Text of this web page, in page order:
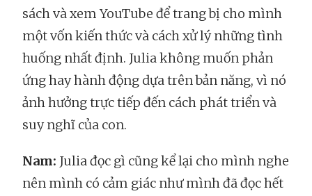
sách và xem YouTube để trang bị cho mình
một vốn kiến thức và cách xử lý những tình
huống nhất định. Julia không muốn phản
ứng hay hành động dựa trên bản năng, vì nó
ảnh hưởng trực tiếp đến cách phát triển và
suy nghĩ của con.
Nam: Julia đọc gì cũng kể lại cho mình nghe
nên mình có cảm giác như mình đã đọc hết